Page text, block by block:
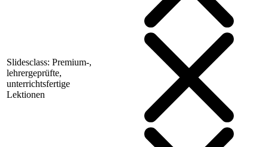
Slidesclass: Premium-,
lehrergeprüfte,
unterrichtsfertige
Lektionen